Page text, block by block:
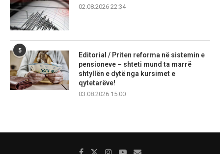
02.08.2026 22:34
5
Editorial / Priten reforma në sistemin e
pensioneve – shteti mund ta marrë
shtyllën e dytë nga kursimet e
qytetarëve!
03.08.2026 15:00